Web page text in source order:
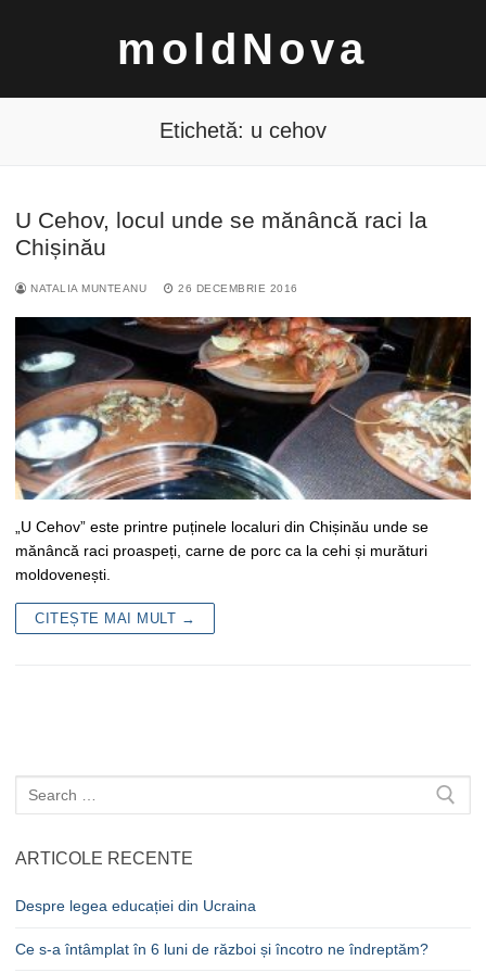
moldNova
Caută
după:
Etichetă: u cehov
U Cehov, locul unde se mănâncă raci la
Chișinău
NATALIA MUNTEANU 26 DECEMBRIE 2016
„U Cehov” este printre puținele localuri din Chișinău unde se
mănâncă raci proaspeți, carne de porc ca la cehi și murături
moldovenești.
CITEȘTE MAI MULT →
Caută
după:
ARTICOLE RECENTE
Despre legea educației din Ucraina
Ce s-a întâmplat în 6 luni de război și încotro ne îndreptăm?